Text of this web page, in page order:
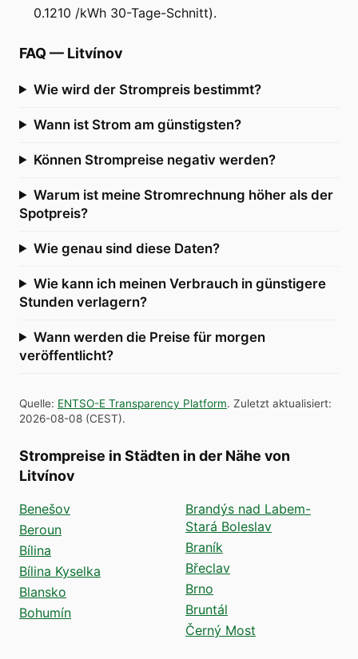
0.1210 /kWh 30-Tage-Schnitt).
FAQ — Litvínov
Wie wird der Strompreis bestimmt?
Wann ist Strom am günstigsten?
Können Strompreise negativ werden?
Warum ist meine Stromrechnung höher als der
Spotpreis?
Wie genau sind diese Daten?
Wie kann ich meinen Verbrauch in günstigere
Stunden verlagern?
Wann werden die Preise für morgen
veröffentlicht?
Quelle: ENTSO-E Transparency Platform. Zuletzt aktualisiert:
2026-08-08 (CEST).
Strompreise in Städten in der Nähe von
Litvínov
Benešov
Beroun
Bílina
Bílina Kyselka
Blansko
Bohumín
Brandýs nad Labem-
Stará Boleslav
Braník
Břeclav
Brno
Bruntál
Černý Most